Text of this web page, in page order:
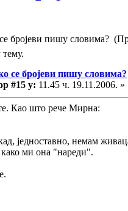
бројеви пишу словима?
тему.
се бројеви пишу словима?
#15 у: 11.45 ч. 19.11.2006. »
Као што рече Мирна:
једноставно, немам
ми она "нареди".